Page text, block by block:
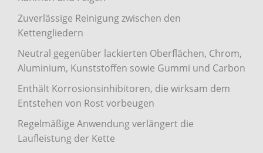
Zuverlässige Reinigung zwischen den
Kettengliedern
Neutral gegenüber lackierten Oberflächen, Chrom,
Aluminium, Kunststoffen sowie Gummi und Carbon
Enthält Korrosionsinhibitoren, die wirksam dem
Entstehen von Rost vorbeugen
Regelmäßige Anwendung verlängert die
Laufleistung der Kette